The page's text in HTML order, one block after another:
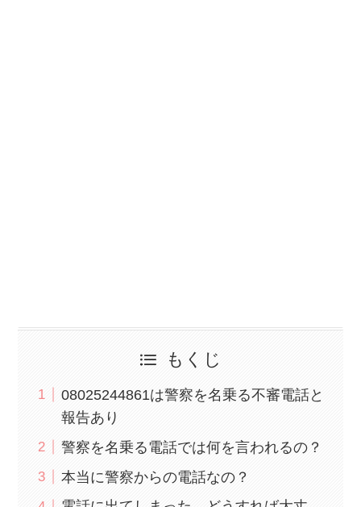
もくじ
08025244861は警察を名乗る不審電話と
報告あり
警察を名乗る電話では何を言われるの？
本当に警察からの電話なの？